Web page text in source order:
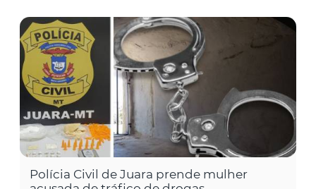
Polícia Civil de Juara prende mulher